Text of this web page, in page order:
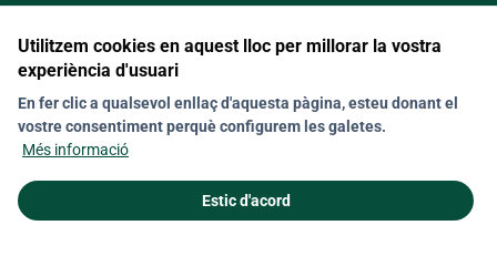
Segueix-nos a les xarxes socials
Política de galetes (Cookies)
Política de privacitat
Utilitzem cookies en aquest lloc per millorar la vostra
experiència d'usuari
En fer clic a qualsevol enllaç d'aquesta pàgina, esteu donant el
vostre consentiment perquè configurem les galetes.
Més informació
Estic d'acord